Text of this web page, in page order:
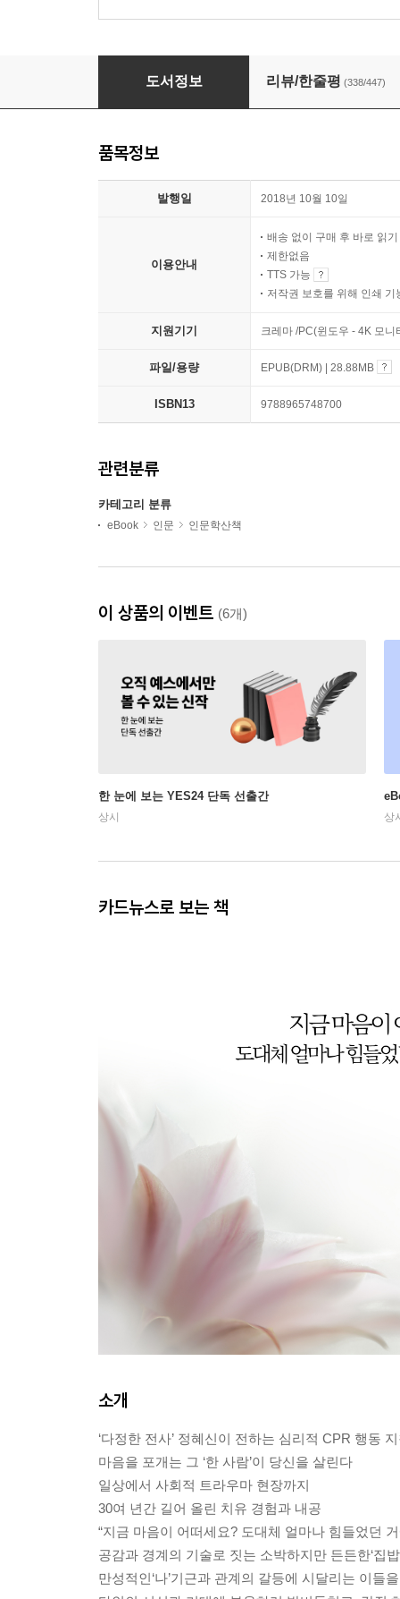
당신이 옳다
도서정보 리뷰/한줄평 (338/447)
품목정보
발행일 2018년 10월 10일
이용안내
배송 없이 구매 후 바로 읽기
제한없음
TTS 가능
저작권 보호를 위해 인쇄 기
지원기기 크레마 /PC(윈도우 - 4K 모
파일/용량 EPUB(DRM) | 28.88MB
ISBN13 9788965748700
관련분류
카테고리 분류
eBook 인문 인문학산책
이 상품의 이벤트 (6개)
한 눈에 보는 YES24 단독 선출간
상시 상
카드뉴스로 보는 책
소개
‘다정한 전사’ 정혜신이 전하는 심리적 CPR 행동
마음을 포개는 그 ‘한 사람’이 당신을 살린다
일상에서 사회적 트라우마 현장까지
30여 년간 길어 올린 치유 경험과 내공
“지금 마음이 어떠세요? 도대체 얼마나 힘들었던 거
공감과 경계의 기술로 짓는 소박하지만 든든한‘집
만성적인‘나’기근과 관계의 갈등에 시달리는 이들